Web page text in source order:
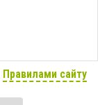
Правилами сайту